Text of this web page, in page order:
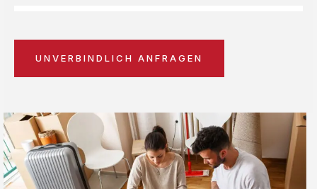
UNVERBINDLICH ANFRAGEN